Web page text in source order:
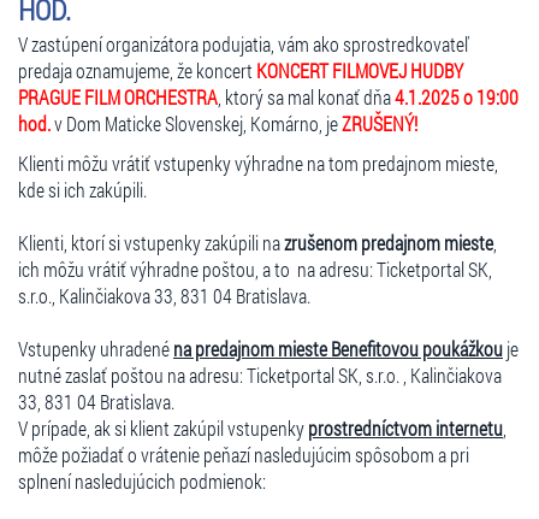
HOD.
V zastúpení organizátora podujatia, vám ako sprostredkovateľ
predaja oznamujeme, že koncert KONCERT FILMOVEJ HUDBY
PRAGUE FILM ORCHESTRA , ktorý sa mal konať dňa4.1.2025 o 19:00
hod.v Dom Maticke Slovenskej, Komárno, jeZRUŠENÝ!
Klienti môžu vrátiť vstupenky výhradne na tom predajnom mieste,
kde si ich zakúpili.
Klienti, ktorí si vstupenky zakúpili nazrušenom predajnom mieste,
ich môžu vrátiť výhradne poštou, a to na adresu: Ticketportal SK,
s.r.o., Kalinčiakova 33, 831 04 Bratislava.
Vstupenky uhradenéna predajnom mieste Benefitovou poukážkouje
nutné zaslať poštou na adresu: Ticketportal SK, s.r.o. , Kalinčiakova
33, 831 04 Bratislava.
V prípade, ak si klient zakúpil vstupenkyprostredníctvom internetu
môže požiadať o vrátenie peňazí nasledujúcim spôsobom a pri
splnení nasledujúcich podmienok: